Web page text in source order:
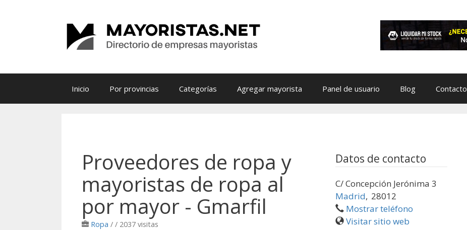
Inicio Por provincias Categorías Agregar mayorista Panel de usuario Blog Contacto
Proveedores de ropa y
mayoristas de ropa al
por mayor - Gmarfil
Ropa / / 2037 visitas
Datos de contacto
C/ Concepción Jerónima 3
Madrid, 28012
Mostrar teléfono
Visitar sitio web